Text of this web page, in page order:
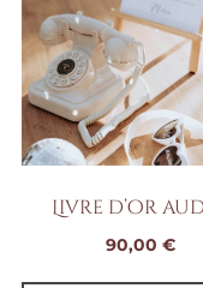
Livre d’or
90,00 €